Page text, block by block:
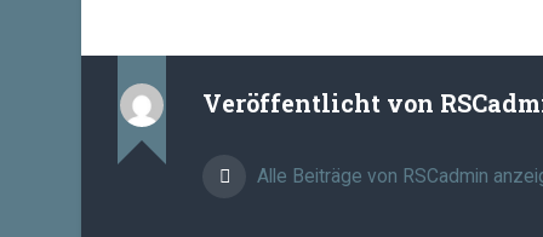
Veröffentlicht von
Alle Beiträge von RSCadmin